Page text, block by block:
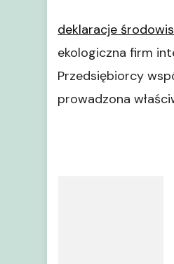
deklaracje
ekologiczna firm
Przedsiębiorcy
prowadzona